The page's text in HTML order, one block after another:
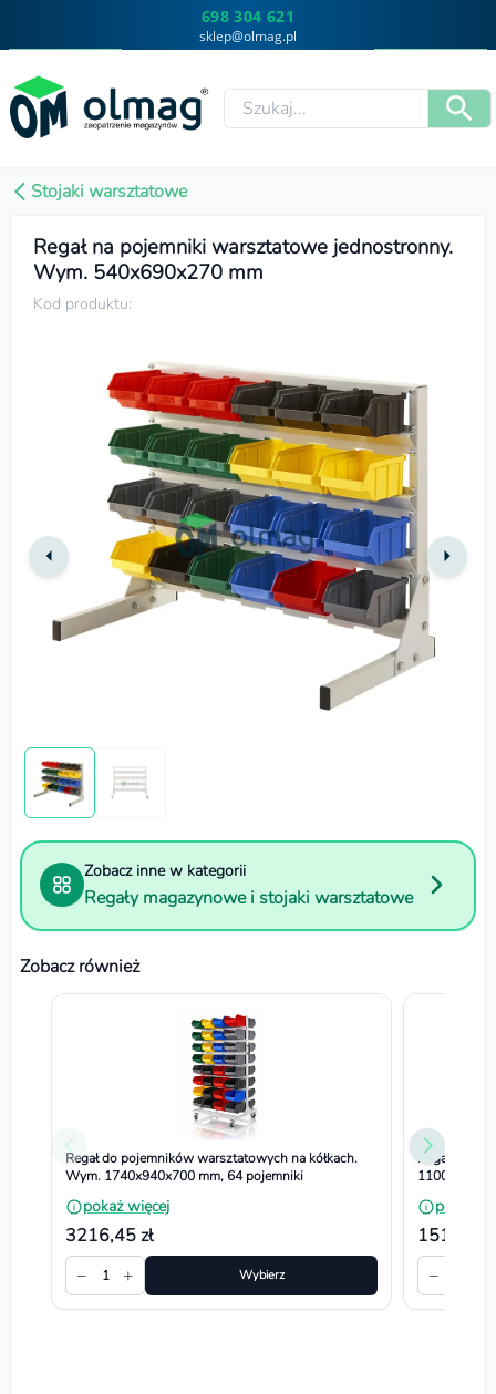
698 304 621
sklep@olmag.pl
Stojaki warsztatowe
Regał na pojemniki warsztatowe jednostronny.
Wym. 540x690x270 mm
Kod produktu:
Zobacz inne w kategorii
Regały magazynowe i stojaki warsztatowe
Zobacz również
Regał do pojemników warsztatowych na kółkach.
Wym. 1740x940x700 mm, 64 pojemniki
pokaż więcej
3216,45 zł
−
1 + Wybierz
Regał do
pokaż
1512,90
−